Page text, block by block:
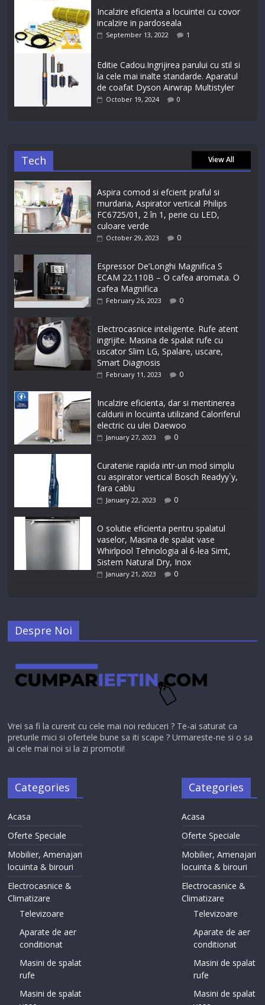
Incalzire eficienta a locuintei cu covor
incalzire in pardoseala
September 13, 2022 1
Editie Cadou.Ingrijirea parului cu stil si
la cele mai inalte standarde. Aparatul
de coafat Dyson Airwrap Multistyler
October 19, 2024 0
Tech View All
Aspira comod si efcient praful si
murdaria, Aspirator vertical Philips
FC6725/01, 2 în 1, perie cu LED,
culoare verde
October 29, 2023 0
Espressor De’Longhi Magnifica S
ECAM 22.110B – O cafea aromata. O
cafea Magnifica
February 26, 2023 0
Electrocasnice inteligente. Rufe atent
ingrijite. Masina de spalat rufe cu
uscator Slim LG, Spalare, uscare,
Smart Diagnosis
February 11, 2023 0
Incalzire eficienta, dar si mentinerea
caldurii in locuinta utilizand Caloriferul
electric cu ulei Daewoo
January 27, 2023 0
Curatenie rapida intr-un mod simplu
cu aspirator vertical Bosch Readyy`y,
fara cablu
January 22, 2023 0
O solutie eficienta pentru spalatul
vaselor, Masina de spalat vase
Whirlpool Tehnologia al 6-lea Simt,
Sistem Natural Dry, Inox
January 21, 2023 0
Despre Noi
Vrei sa fi la curent cu cele mai noi reduceri ? Te-ai saturat ca
preturile mici si ofertele bune sa iti scape ? Urmareste-ne si o sa
ai cele mai noi si la zi promotii!
Categories
Acasa
Oferte Speciale
Mobilier, Amenajari
locuinta & birouri
Electrocasnice &
Climatizare
Televizoare
Aparate de aer
conditionat
Masini de spalat
rufe
Masini de spalat
Categories
Acasa
Oferte Speciale
Mobilier, Amenajari
locuinta & birouri
Electrocasnice &
Climatizare
Televizoare
Aparate de aer
conditionat
Masini de spalat
rufe
Masini de spalat